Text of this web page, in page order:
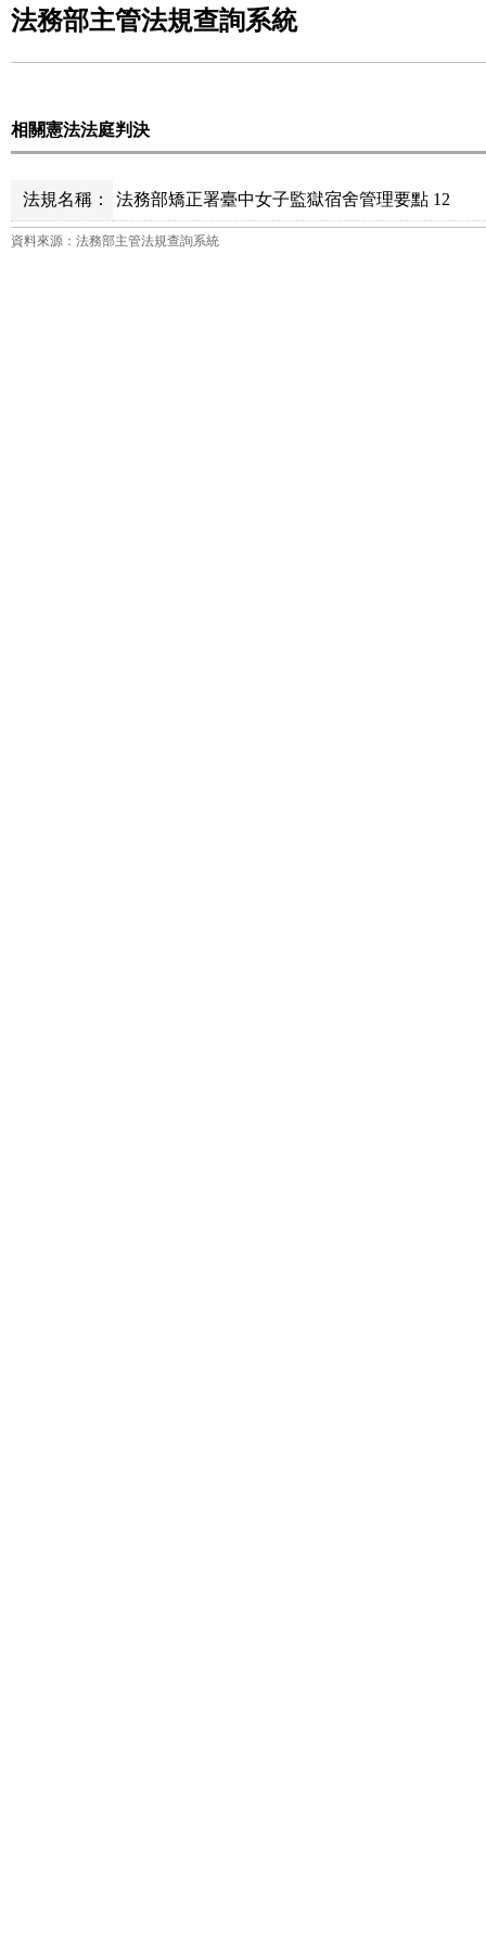
法務部主管法規查詢系統
相關憲法法庭判決
法規名稱： 法務部矯正署臺中女子監獄宿舍管理要點 12
資料來源：法務部主管法規查詢系統